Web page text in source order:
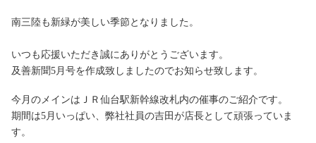
南三陸も新緑が美しい季節となりました。
いつも応援いただき誠にありがとうございます。
及善新聞5月号を作成致しましたのでお知らせ致します。
今月のメインはＪＲ仙台駅新幹線改札内の催事のご紹介です。
期間は5月いっぱい、弊社社員の吉田が店長として頑張っていま
す。